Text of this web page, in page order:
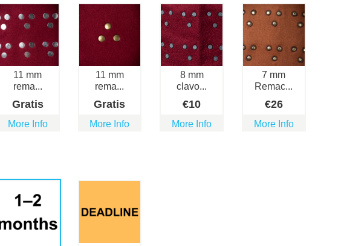
11 mm
rema...
Gratis
More Info
11 mm
rema...
Gratis
More Info
8 mm
clavo...
€10
More Info
7 mm
Remac...
€26
More Info